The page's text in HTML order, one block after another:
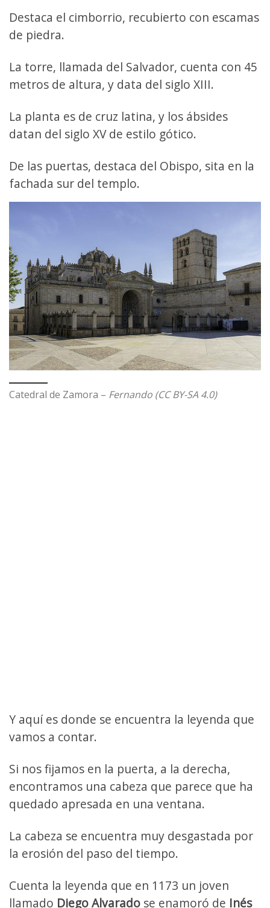
Destaca el cimborrio, recubierto con escamas
de piedra.
La torre, llamada del Salvador, cuenta con 45
metros de altura, y data del siglo XIII.
La planta es de cruz latina, y los ábsides
datan del siglo XV de estilo gótico.
De las puertas, destaca del Obispo, sita en la
fachada sur del templo.
Catedral de Zamora – Fernando (CC BY-SA 4.0)
Y aquí es donde se encuentra la leyenda que
vamos a contar.
Si nos fijamos en la puerta, a la derecha,
encontramos una cabeza que parece que ha
quedado apresada en una ventana.
La cabeza se encuentra muy desgastada por
la erosión del paso del tiempo.
Cuenta la leyenda que en 1173 un joven
llamado Diego Alvarado se enamoró de Inés